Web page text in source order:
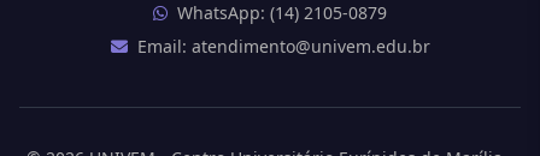
WhatsApp: (14) 2105-0879
Email: atendimento@univem.edu.br